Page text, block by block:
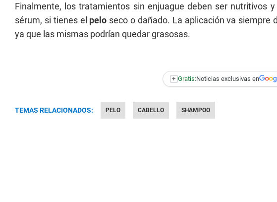
Finalmente, los tratamientos sin enjuague deben ser nutritivos
sérum, si tienes el pelo seco o dañado. La aplicación va siempre
ya que las mismas podrían quedar grasosas.
+ Gratis:Noticias exclusivas en
TEMAS RELACIONADOS: PELO CABELLO SHAMPOO